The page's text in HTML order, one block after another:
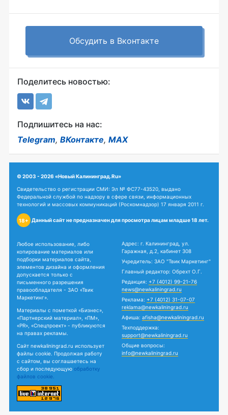
Обсудить в Вконтакте
Поделитесь новостью:
Подпишитесь на нас:
Telegram, ВКонтакте, MAX
© 2003 - 2026 «Новый Калининград.Ru»
Свидетельство о регистрации СМИ: Эл № ФС77-43520, выдано
Федеральной службой по надзору в сфере связи, информационных
технологий и массовых коммуникаций (Роскомнадзор) 17 января 2011 г.
18+ Данный сайт не предназначен для просмотра лицам младше 18 лет.
Любое использование, либо
копирование материалов или
подборки материалов сайта,
элементов дизайна и оформления
допускается только с
письменного разрешения
правообладателя - ЗАО «Твик
Маркетинг».
Материалы с пометкой «Бизнес»,
«Партнерский материал», «ПМ»,
«PR», «Спецпроект» - публикуются
на правах рекламы.
Сайт newkaliningrad.ru использует
файлы cookie. Продолжая работу
с сайтом, вы соглашаетесь на
сбор и последующую обработку
файлов cookie.
Адрес: г. Калининград, ул.
Гаражная, д.2, кабинет 308
Учредитель: ЗАО "Твик Маркетинг"
Главный редактор: Обрехт О.Г.
Редакция: +7 (4012) 99-21-76
news@newkaliningrad.ru
Реклама: +7 (4012) 31-07-07
reklama@newkaliningrad.ru
Афиша: afisha@newkaliningrad.ru
Техподдержка:
support@newkaliningrad.ru
Общие вопросы:
info@newkaliningrad.ru